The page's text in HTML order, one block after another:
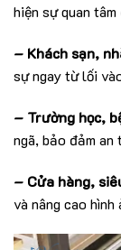
hiện sự quan
– Khách sạn,
sự ngay từ lối
– Trường học,
ngã, bảo đảm an
– Cửa hàng,
và nâng cao